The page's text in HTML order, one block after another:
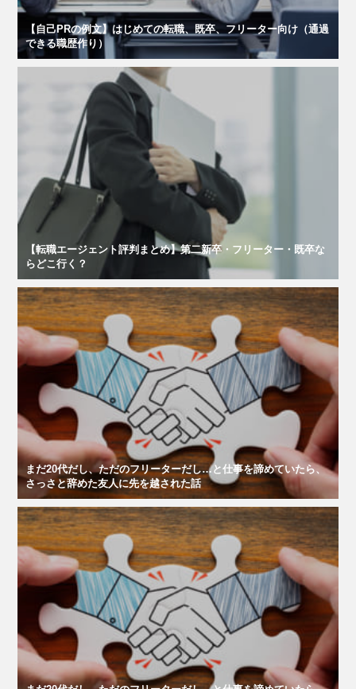
【自己PRの例文】はじめての転職、既卒、フリーター向け（通過
できる職歴作り）
【転職エージェント評判まとめ】第二新卒・フリーター・既卒な
らどこ行く？
まだ20代だし、ただのフリーターだし…と仕事を諦めていたら、
さっさと辞めた友人に先を越された話